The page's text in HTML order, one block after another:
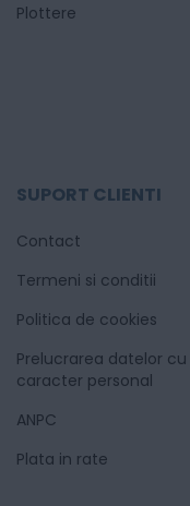
Plottere
SUPORT CLIENTI
Contact
Termeni si conditii
Politica de cookies
Prelucrarea datelor cu
caracter personal
ANPC
Plata in rate